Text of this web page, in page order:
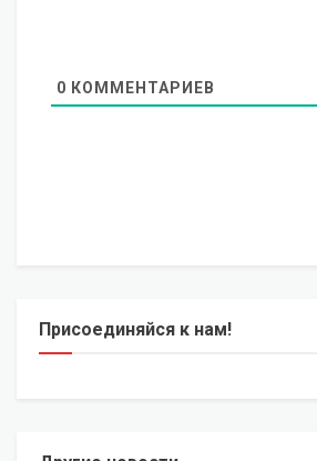
0 КОММЕНТАРИЕВ
Присоединяйся к нам!